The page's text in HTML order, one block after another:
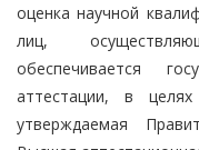
оценка научной
лиц,
обеспечивается
аттестации, в
утверждаемая